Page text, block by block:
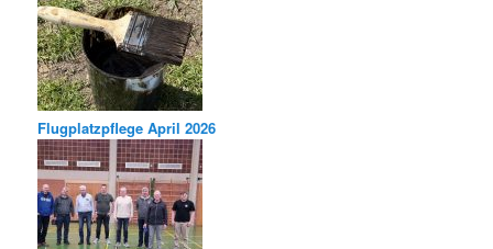
Flugplatzpflege April 2026